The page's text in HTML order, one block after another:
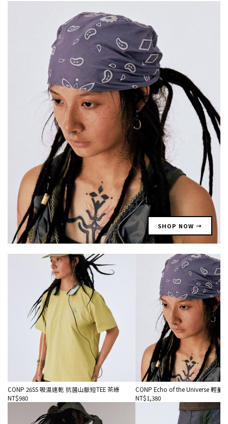
SHOP NOW →
CONP 26SS 吸濕速乾 抗菌山脈短TEE 茶綠
NT$980
CONP Echo of the Universe 輕量
NT$1,380